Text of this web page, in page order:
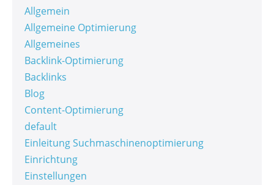
Allgemein
Allgemeine Optimierung
Allgemeines
Backlink-Optimierung
Backlinks
Blog
Content-Optimierung
default
Einleitung Suchmaschinenoptimierung
Einrichtung
Einstellungen